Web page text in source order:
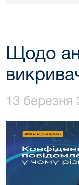
Щодо
13 березня